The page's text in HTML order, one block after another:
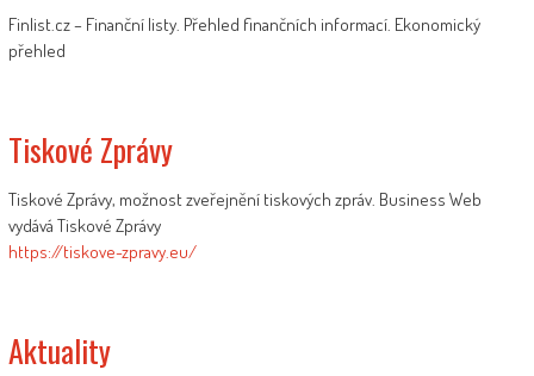
Finlist.cz – Finanční listy. Přehled finančních informací. Ekonomický
přehled
Tiskové Zprávy
Tiskové Zprávy, možnost zveřejnění tiskových zpráv. Business Web
vydává Tiskové Zprávy
https://tiskove-zpravy.eu/
Aktuality